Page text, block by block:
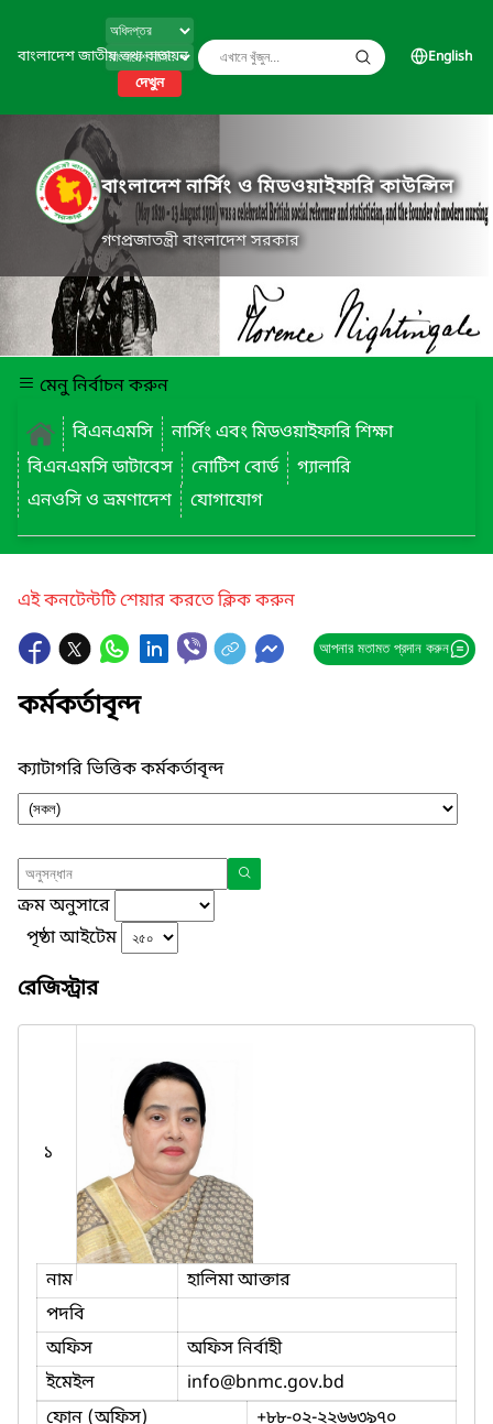
বাংলাদেশ জাতীয় তথ্য বাতায়ন
দেখুন
English
বাংলাদেশ নার্সিং ও মিডওয়াইফারি কাউন্সিল
গণপ্রজাতন্ত্রী বাংলাদেশ সরকার
মেনু নির্বাচন করুন
বিএনএমসি
নার্সিং এবং মিডওয়াইফারি শিক্ষা
বিএনএমসি ডাটাবেস
নোটিশ বোর্ড
গ্যালারি
এনওসি ও ভ্রমণাদেশ
যোগাযোগ
এই কনটেন্টটি শেয়ার করতে ক্লিক করুন
আপনার মতামত প্রদান করুন
কর্মকর্তাবৃন্দ
ক্যাটাগরি ভিত্তিক কর্মকর্তাবৃন্দ
ক্রম অনুসারে
পৃষ্ঠা আইটেম
রেজিস্ট্রার
১
নাম
হালিমা আক্তার
পদবি
অফিস
অফিস নির্বাহী
ইমেইল
info@bnmc.gov.bd
ফোন (অফিস)
+৮৮-০২-২২৬৬৩৯৭০